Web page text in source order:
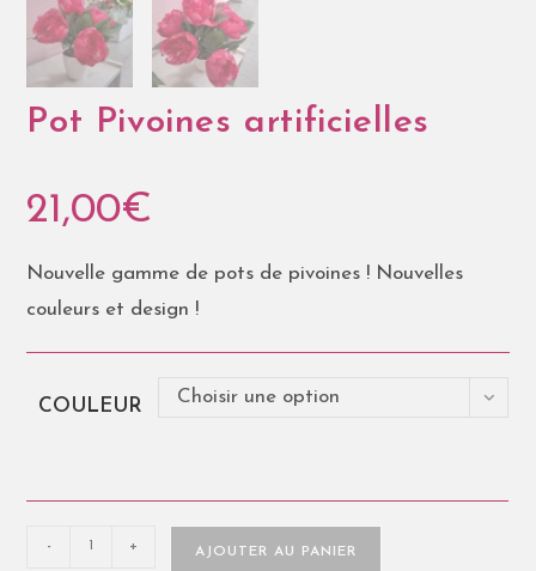
Pot Pivoines artificielles
21,00€
Nouvelle gamme de pots de pivoines ! Nouvelles
couleurs et design !
COULEUR Choisir une option
- + AJOUTER AU PANIER